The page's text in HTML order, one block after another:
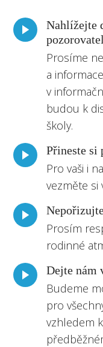
Nahlížejte
Prosíme
a
v
budou k
školy.
Přineste si
Pro vaši i
vezměte si
Prosím
rodinné
Dejte nám
Budeme
pro
vzhledem